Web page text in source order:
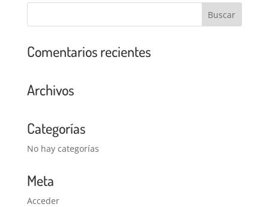
Comentarios recientes
Archivos
Categorías
No hay categorías
Meta
Acceder